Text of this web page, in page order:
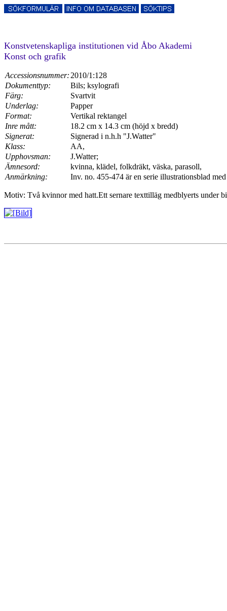
Konstvetenskapliga institutionen vid Åbo Akademi
Konst och grafik
Accessionsnummer: 2010/1:128
Dokumenttyp:
Bils; ksylografi
Färg:
Svartvit
Underlag:
Papper
Format:
Vertikal rektangel
Inre mått:
18.2 cm x 14.3 cm (höjd x bredd)
Signerat:
Signerad i n.h.h "J.Watter"
Klass:
AA,
Upphovsman:
J.Watter;
Ämnesord:
kvinna, klädel, folkdräkt, väska, parasoll,
Anmärkning:
Inv. no. 455-474 är en serie illustrationsblad
Motiv: Två kvinnor med hatt.Ett sernare texttilläg medblyerts under